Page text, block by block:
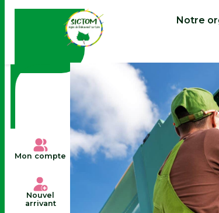
Notre
Mon compte
Nouvel
arrivant